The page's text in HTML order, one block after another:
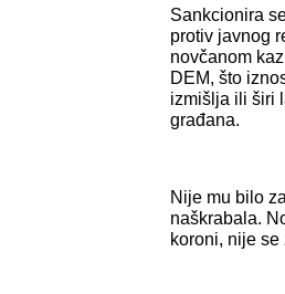
Sankcionira
protiv javnog
novčanom
DEM, što
izmišlja ili širi
građana.
Nije mu bilo
naškrabala.
koroni, nije se